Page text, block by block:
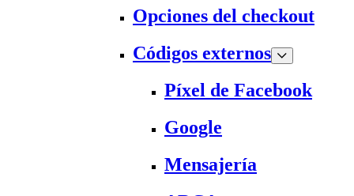
Opciones del checkout
Códigos externos
Píxel de Facebook
Google
Mensajería